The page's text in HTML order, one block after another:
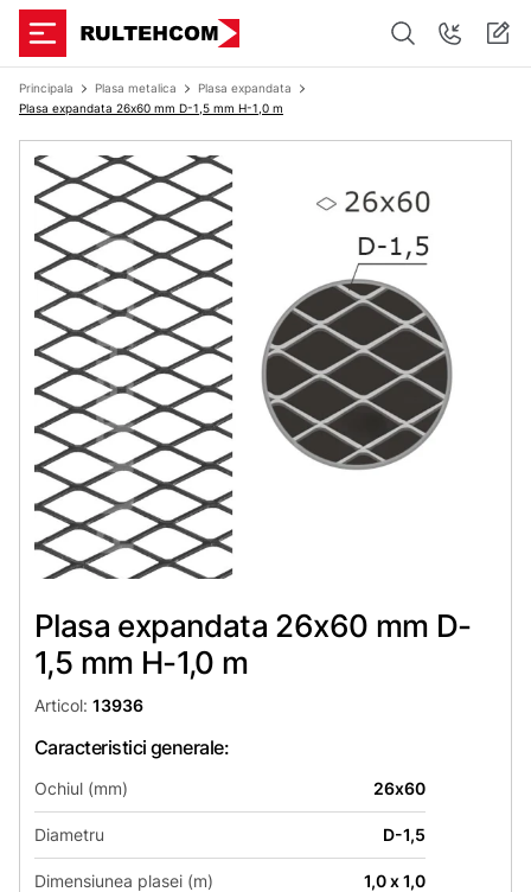
Principala Plasa metalica
Plasa expandata
Plasa expandata 26х60 mm D-1,5 mm H-1,0 m
Plasa expandata 26х60 mm D-
1,5 mm H-1,0 m
Articol: 13936
Caracteristici generale:
Ochiul (mm) 26х60
Diametru D-1,5
Dimensiunea plasei (m) 1,0 х 1,0